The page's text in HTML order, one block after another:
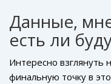
аккаунты Айзы
Шейлы Ту (Sheila
новому можно носить
настроение на весь
привычный шарф
задействуйте его
переменится даже
Данные,
есть ли
Интересно взглянуть
финальную точку в